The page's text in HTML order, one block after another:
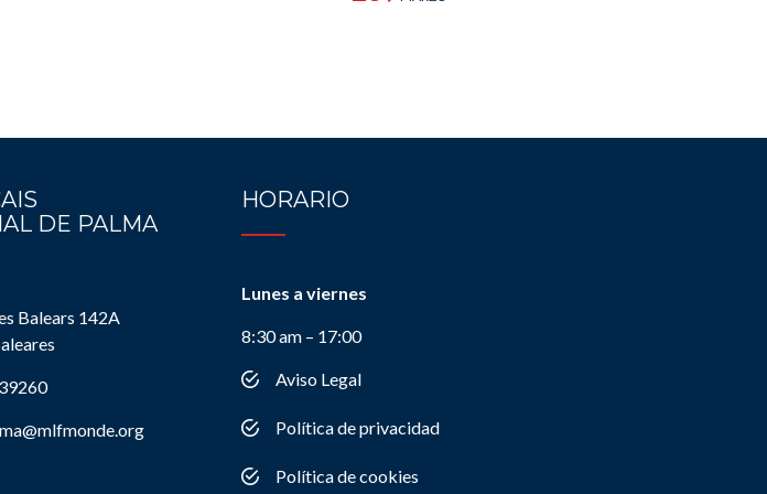
DE PALMA
Balears 142A
HORARIO
Lunes a viernes
8:30 am – 17:00
Aviso Legal
Política de privacidad
Política de cookies